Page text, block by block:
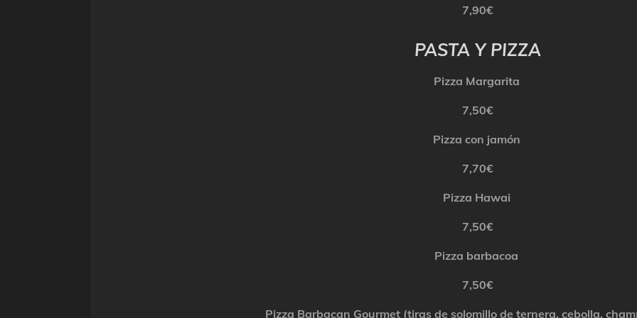
7,90€
PASTA Y PIZZA
Pizza Margarita
7,50€
Pizza con jamón
7,70€
Pizza Hawai
7,50€
Pizza barbacoa
7,50€
Pizza Barbacan Gourmet (tiras de solomillo de ternera, cebolla,